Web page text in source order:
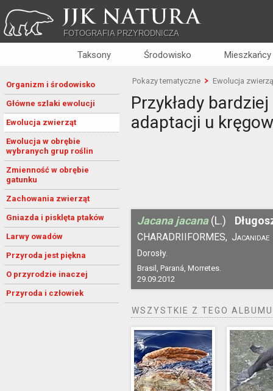
JJK NATURA
FOTOGRAFIA PRZYRODNICZA
Taksony Środowisko
Organizm i środowisko
Główne szlaki ewolucji
Ewolucja zwierząt
Ewolucja w obrębie
wybranych grup roślin
Zmienność w obrębie
gatunku
Zachowania zwierząt
Gniazda i pisklęta ptaków
Larwy owadów
Przyroda jest piękna
O przyrodzie inaczej
Przyroda i człowiek
Pokazy tematyczne Ewolucja
Przykłady
adaptacji u
Jacana jacana (L.)
CHARADRIIFORMES, Jacanidae
Dorosły.
Brasil, Paraná, Morretes.
29.09.2012
WSZYSTKIE Z TEGO ALBUMU